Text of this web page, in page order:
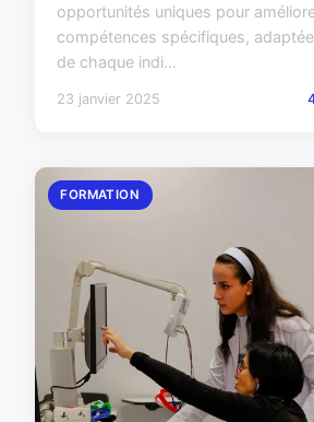
opportunités uniques pour
compétences spécifiques,
de chaque indi...
23 janvier 2025
FORMATION